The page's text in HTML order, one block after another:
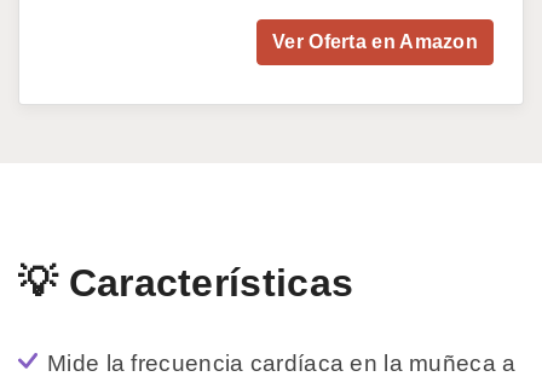
Ver Oferta en Amazon
💡 Características
Mide la frecuencia cardíaca en la muñeca a